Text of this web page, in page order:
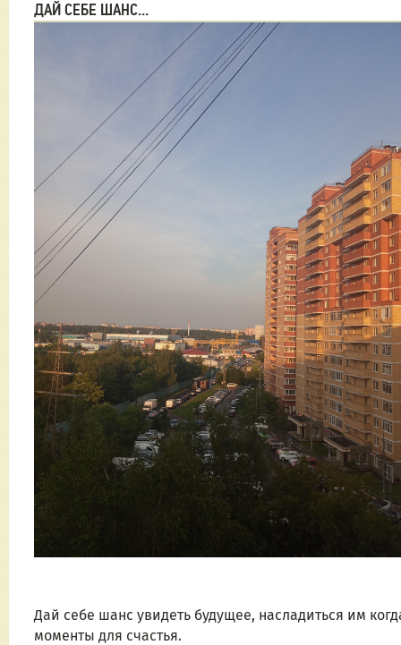
ДАЙ СЕБЕ ШАНС...
Дай себе шанс увидеть будущее, насладиться им
моменты для счастья.